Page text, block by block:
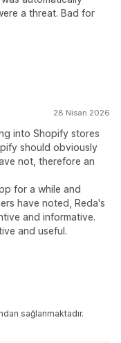
a threat. Bad for
28 Nisan 2026
into Shopify stores
should obviously
not, therefore an
for a while and
have noted, Reda's
and informative.
and useful.
sağlanmaktadır.